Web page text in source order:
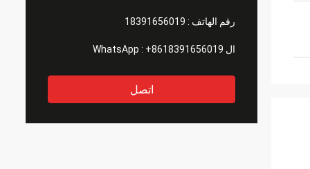
رقم الهاتف : 18391656019
ال WhatsApp : +8618391656019
اتصل